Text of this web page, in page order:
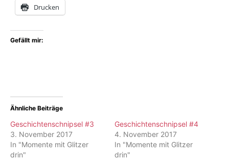
Drucken
Gefällt mir:
Ähnliche Beiträge
Geschichtenschnipsel #3
3. November 2017
In "Momente mit Glitzer
drin"
Geschichtenschnipsel #4
4. November 2017
In "Momente mit Glitzer
drin"